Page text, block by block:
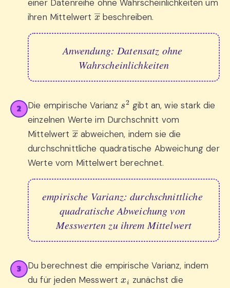
einer Datenreihe ohne Wahrscheinlichkeiten um
ihren Mittelwert x―
beschreiben.
Anwendung: Datensatz ohne
Wahrscheinlichkeiten
2 Die empirische Varianz s2 gibt an, wie stark die
einzelnen Werte im Durchschnitt vom
Mittelwert x―
abweichen, indem sie die
durchschnittliche quadratische Abweichung der
Werte vom Mittelwert berechnet.
empirische Varianz: durchschnittliche
quadratische Abweichung von
Messwerten zu ihrem Mittelwert
3
Du berechnest die empirische Varianz, indem
du für jeden Messwert
zunächst die